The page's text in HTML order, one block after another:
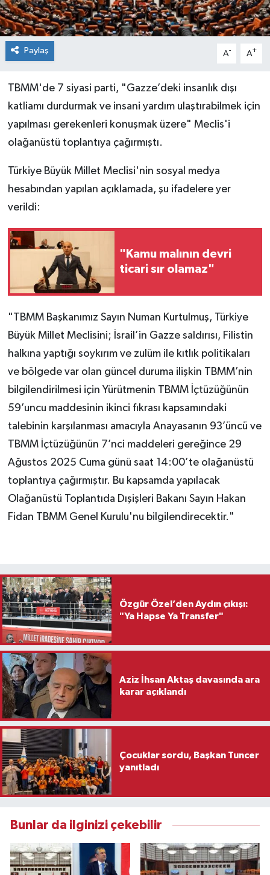
Paylaş A- A+
TBMM'de 7 siyasi parti, "Gazze’deki insanlık dışı
katliamı durdurmak ve insani yardım ulaştırabilmek için
yapılması gerekenleri konuşmak üzere" Meclis'i
olağanüstü toplantıya çağırmıştı.
Türkiye Büyük Millet Meclisi'nin sosyal medya
hesabından yapılan açıklamada, şu ifadelere yer
verildi:
"Kamu malının devri
ticari sır olamaz"
"TBMM Başkanımız Sayın Numan Kurtulmuş, Türkiye
Büyük Millet Meclisini; İsrail’in Gazze saldırısı, Filistin
halkına yaptığı soykırım ve zulüm ile kıtlık politikaları
ve bölgede var olan güncel duruma ilişkin TBMM’nin
bilgilendirilmesi için Yürütmenin TBMM İçtüzüğünün
59’uncu maddesinin ikinci fıkrası kapsamındaki
talebinin karşılanması amacıyla Anayasanın 93’üncü ve
TBMM İçtüzüğünün 7’nci maddeleri gereğince 29
Ağustos 2025 Cuma günü saat 14:00’te olağanüstü
toplantıya çağırmıştır. Bu kapsamda yapılacak
Olağanüstü Toplantıda Dışişleri Bakanı Sayın Hakan
Fidan TBMM Genel Kurulu'nu bilgilendirecektir."
Özgür Özel’den Aydın çıkışı:
"Ya Hapse Ya Transfer"
Aziz İhsan Aktaş davasında ara
karar açıklandı
Çocuklar sordu, Başkan Tuncer
yanıtladı
Bunlar da ilginizi çekebilir